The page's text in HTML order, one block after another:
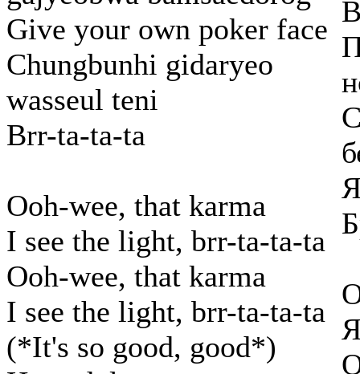
Give your own poker face
Chungbunhi gidaryeo
wasseul teni
Brr-ta-ta-ta
Ooh-wee, that karma
I see the light, brr-ta-ta-ta
Ooh-wee, that karma
I see the light, brr-ta-ta-ta
(*It's so good, good*)